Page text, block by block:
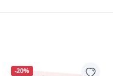
-20%